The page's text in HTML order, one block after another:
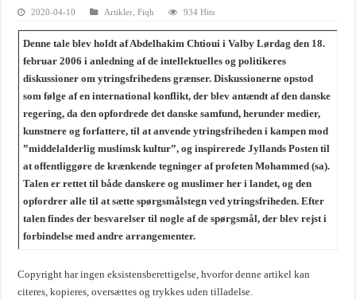
2020-04-10 Artikler ,Fiqh 934 Hits
Denne tale blev holdt af Abdelhakim Chtioui i Valby Lørdag den 18.
februar 2006 i anledning af de intellektuelles og politikeres
diskussioner om ytringsfrihedens grænser. Diskussionerne opstod
som følge af en international konflikt, der blev antændt af den danske
regering, da den opfordrede det danske samfund, herunder medier,
kunstnere og forfattere, til at anvende ytringsfriheden i kampen mod
”middelalderlig muslimsk kultur”, og inspirerede Jyllands Posten til
at offentliggøre de krænkende tegninger af profeten Mohammed (sa).
Talen er rettet til både danskere og muslimer her i landet, og den
opfordrer alle til at sætte spørgsmålstegn ved ytringsfriheden. Efter
talen findes der besvarelser til nogle af de spørgsmål, der blev rejst i
forbindelse med andre arrangementer.
Copyright har ingen eksistensberettigelse, hvorfor denne artikel kan
citeres, kopieres, oversættes og trykkes uden tilladelse.